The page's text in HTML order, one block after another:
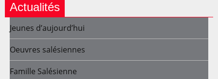
Actualités
Jeunes d’aujourd’hui
Oeuvres salésiennes
Famille Salésienne